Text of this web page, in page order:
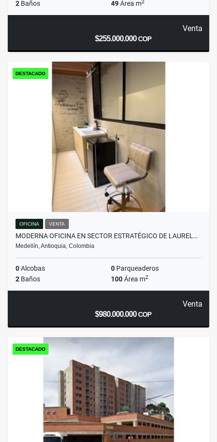
2 Baños 49Área m2
Venta
$255.000.000COP
DESTACADO
OFICINA VENTA
MODERNA OFICINA EN SECTOR ESTRATÉGICO DE LAUREL…
Medellín, Antioquia, Colombia
0Alcobas 0 Parqueaderos
2 Baños 100Área m2
Venta
$980.000.000COP
DESTACADO